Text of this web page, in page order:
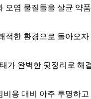
오염 물질들을 살균 약
적한 환경으로 돌아오자
가 완벽한 뒷정리로 해
용 대비 아주 투명하고